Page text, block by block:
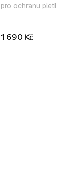
pro ochranu pleti
1 690 Kč